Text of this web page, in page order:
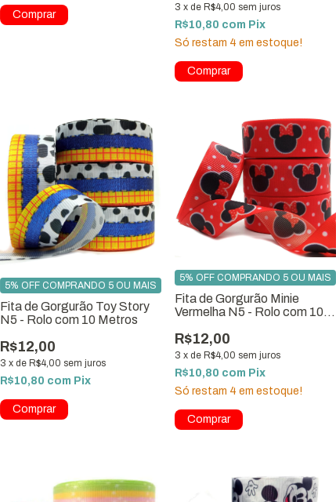
3 x de R$4,00 sem juros
R$10,80 com Pix
Só restam 4 em estoque!
Fita de Gorgurão Toy Story
N5 - Rolo com 10 Metros
R$12,00
3 xde R$4,00 sem juros
5% OFF COMPRANDO 5 OU MAIS
R$10,80 com Pix
Fita de Gorgurão Minie
Vermelha N5 - Rolo com 10
R$12,00
3 x de R$4,00 sem juros
5% OFF COMPRANDO 5 OU MAIS
R$10,80 com Pix
Só restam 4 em estoque!